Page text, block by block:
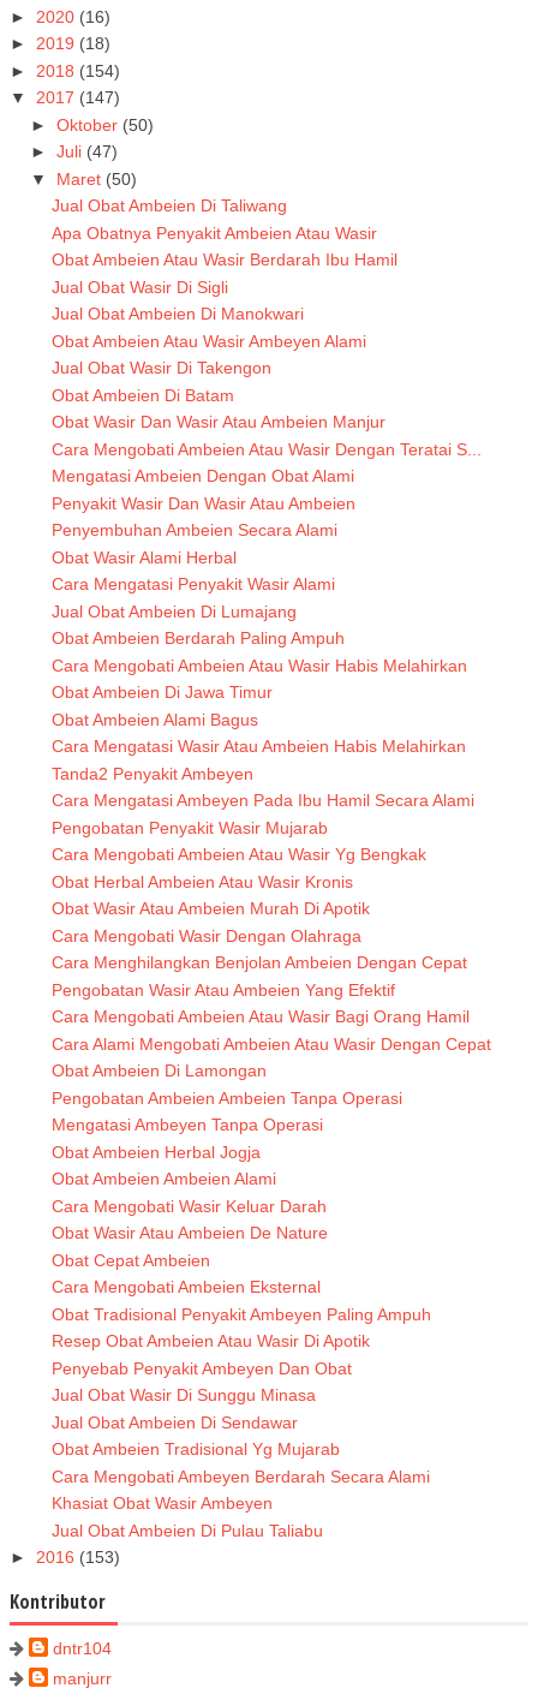
► 2020 (16)
► 2019 (18)
► 2018 (154)
▼ 2017 (147)
► Oktober (50)
► Juli (47)
▼ Maret (50)
Jual Obat Ambeien Di Taliwang
Apa Obatnya Penyakit Ambeien Atau Wasir
Obat Ambeien Atau Wasir Berdarah Ibu Hamil
Jual Obat Wasir Di Sigli
Jual Obat Ambeien Di Manokwari
Obat Ambeien Atau Wasir Ambeyen Alami
Jual Obat Wasir Di Takengon
Obat Ambeien Di Batam
Obat Wasir Dan Wasir Atau Ambeien Manjur
Cara Mengobati Ambeien Atau Wasir Dengan Teratai S...
Mengatasi Ambeien Dengan Obat Alami
Penyakit Wasir Dan Wasir Atau Ambeien
Penyembuhan Ambeien Secara Alami
Obat Wasir Alami Herbal
Cara Mengatasi Penyakit Wasir Alami
Jual Obat Ambeien Di Lumajang
Obat Ambeien Berdarah Paling Ampuh
Cara Mengobati Ambeien Atau Wasir Habis Melahirkan
Obat Ambeien Di Jawa Timur
Obat Ambeien Alami Bagus
Cara Mengatasi Wasir Atau Ambeien Habis Melahirkan
Tanda2 Penyakit Ambeyen
Cara Mengatasi Ambeyen Pada Ibu Hamil Secara Alami
Pengobatan Penyakit Wasir Mujarab
Cara Mengobati Ambeien Atau Wasir Yg Bengkak
Obat Herbal Ambeien Atau Wasir Kronis
Obat Wasir Atau Ambeien Murah Di Apotik
Cara Mengobati Wasir Dengan Olahraga
Cara Menghilangkan Benjolan Ambeien Dengan Cepat
Pengobatan Wasir Atau Ambeien Yang Efektif
Cara Mengobati Ambeien Atau Wasir Bagi Orang Hamil
Cara Alami Mengobati Ambeien Atau Wasir Dengan Cepat
Obat Ambeien Di Lamongan
Pengobatan Ambeien Ambeien Tanpa Operasi
Mengatasi Ambeyen Tanpa Operasi
Obat Ambeien Herbal Jogja
Obat Ambeien Ambeien Alami
Cara Mengobati Wasir Keluar Darah
Obat Wasir Atau Ambeien De Nature
Obat Cepat Ambeien
Cara Mengobati Ambeien Eksternal
Obat Tradisional Penyakit Ambeyen Paling Ampuh
Resep Obat Ambeien Atau Wasir Di Apotik
Penyebab Penyakit Ambeyen Dan Obat
Jual Obat Wasir Di Sunggu Minasa
Jual Obat Ambeien Di Sendawar
Obat Ambeien Tradisional Yg Mujarab
Cara Mengobati Ambeyen Berdarah Secara Alami
Khasiat Obat Wasir Ambeyen
Jual Obat Ambeien Di Pulau Taliabu
► 2016 (153)
Kontributor
dntr104
manjurr